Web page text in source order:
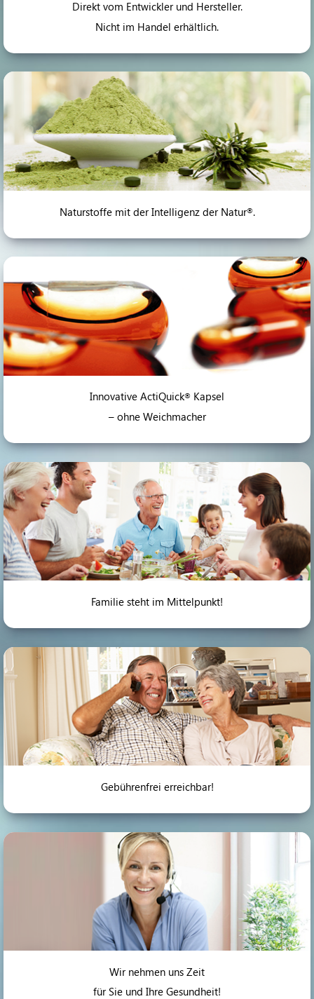
Direkt vom Entwickler und Hersteller.
Nicht im Handel erhältlich.
Naturstoffe mit der Intelligenz der Natur®.
Innovative ActiQuick® Kapsel
– ohne Weichmacher
Familie steht im Mittelpunkt!
Gebührenfrei erreichbar!
Wir nehmen uns Zeit
für Sie und Ihre Gesundheit!